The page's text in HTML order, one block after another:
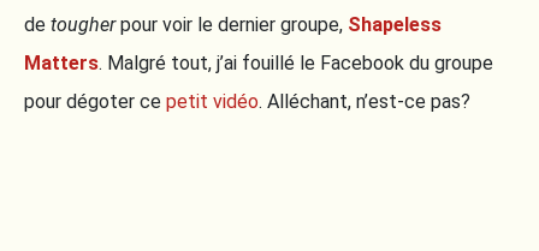
de tougherpour voir le dernier groupe, Shapeless
Matters. Malgré tout, j’ai fouillé le Facebook du groupe
pour dégoter ce petit vidéo. Alléchant, n’est-ce pas?